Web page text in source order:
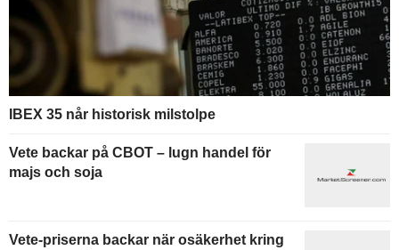
IBEX 35 når historisk milstolpe
Vete backar på CBOT – lugn handel för
majs och soja
Vete-priserna backar när osäkerhet kring